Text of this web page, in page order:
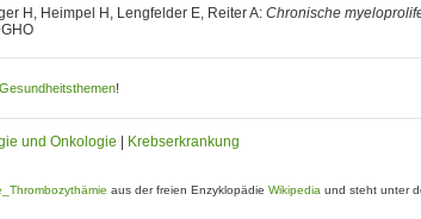
H, Heimpel H, Lengfelder E, Reiter A: Chronische
!
und Onkologie Krebserkrankung
aus der freien Enzyklopädie Wikipedia und steht unter